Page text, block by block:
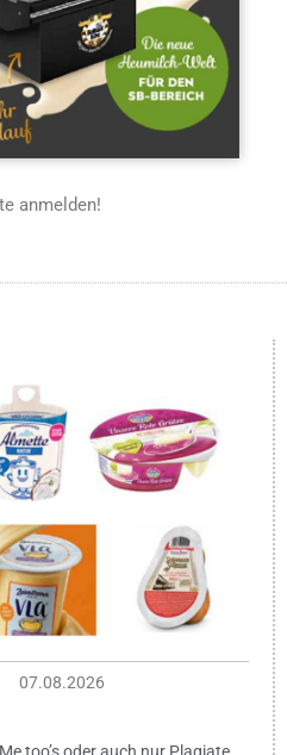
anmelden!
07.08.2026
too’s oder auch nur Plagiate,